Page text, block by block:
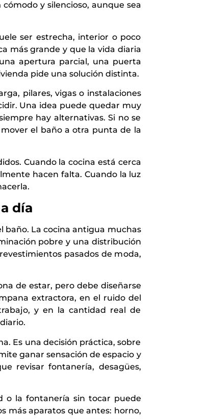
y silencioso, aunque sea
ser estrecha, interior o poco
más grande y que la vida diaria
apertura parcial, una puerta
pide una solución distinta.
pilares, vigas o instalaciones
Una idea puede quedar muy
hay alternativas. Si no se
el baño a otra punta de la
Cuando la cocina está cerca
hacen falta. Cuando la luz
día
baño. La cocina antigua muchas
pobre y una distribución
pasados de moda,
de estar, pero debe diseñarse
extractora, en el ruido del
y en la cantidad real de
Es una decisión práctica, sobre
ganar sensación de espacio y
revisar fontanería, desagües,
o la fontanería sin tocar puede
más aparatos que antes: horno,